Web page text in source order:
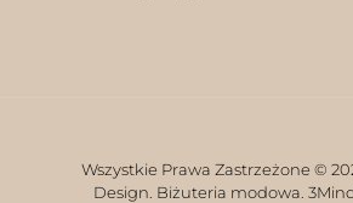
Wszystkie Prawa Zastrzeżone ©
Design. Biżuteria modowa.